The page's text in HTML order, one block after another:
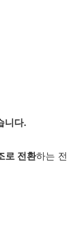
니다.
로 전환하는 전